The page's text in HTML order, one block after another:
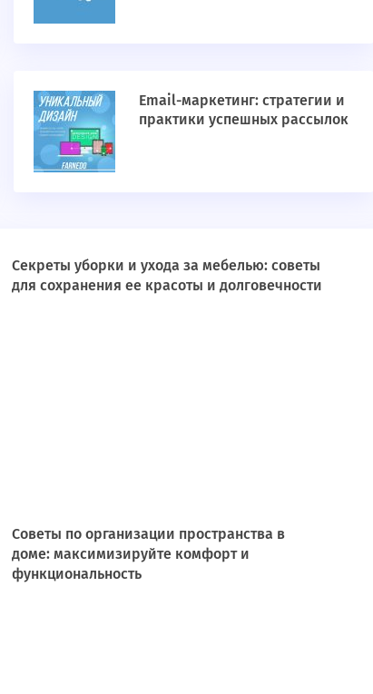
Email-маркетинг: стратегии и
практики успешных рассылок
Секреты уборки и ухода за мебелью: советы
для сохранения ее красоты и долговечности
Советы по организации пространства в
доме: максимизируйте комфорт и
функциональность